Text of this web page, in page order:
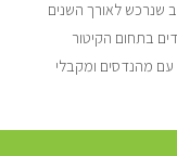
שנרכש לאורך השנים
בתחום הקיטור
מהנדסים ומקבלי